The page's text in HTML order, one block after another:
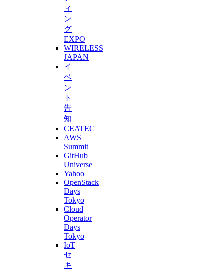
ィ
ン
グ
EXPO
WIRELESS
JAPAN
イ
ベ
ン
ト
告
知
CEATEC
AWS
Summit
GitHub
Universe
Yahoo
OpenStack
Days
Tokyo
Cloud
Operator
Days
Tokyo
IoT
セ
キ